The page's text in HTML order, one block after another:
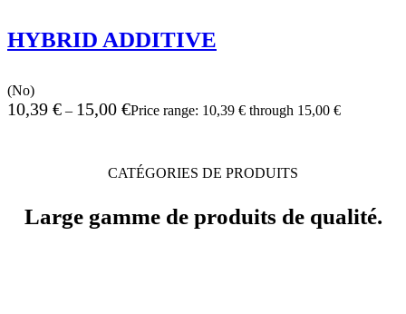
HYBRID ADDITIVE
(No)
10,39 € – 15,00 €Price range: 10,39 € through 15,00 €
CATÉGORIES DE PRODUITS
Large gamme de produits de qualité.